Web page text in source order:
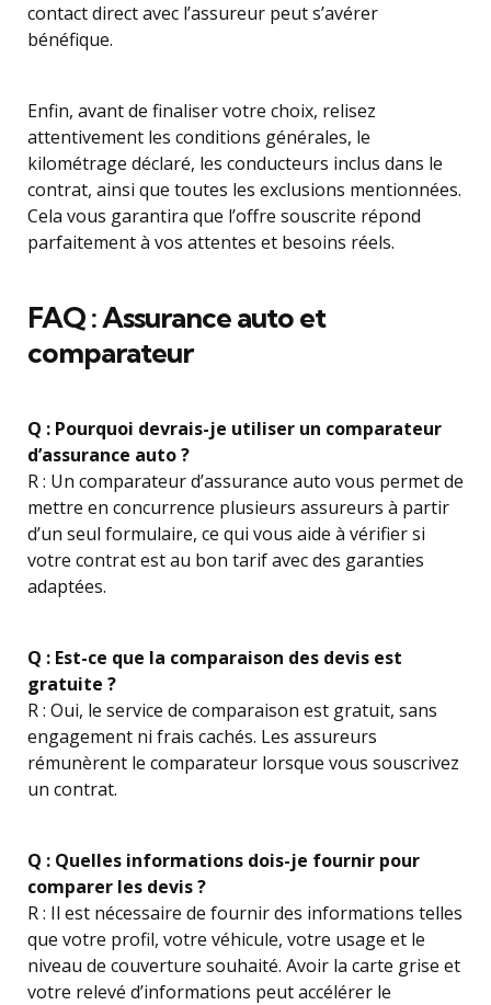
contact direct avec l’assureur peut s’avérer
bénéfique.
Enfin, avant de finaliser votre choix, relisez
attentivement les conditions générales, le
kilométrage déclaré, les conducteurs inclus dans le
contrat, ainsi que toutes les exclusions mentionnées.
Cela vous garantira que l’offre souscrite répond
parfaitement à vos attentes et besoins réels.
FAQ : Assurance auto et
comparateur
Q : Pourquoi devrais-je utiliser un comparateur
d’assurance auto ?
R : Un comparateur d’assurance auto vous permet de
mettre en concurrence plusieurs assureurs à partir
d’un seul formulaire, ce qui vous aide à vérifier si
votre contrat est au bon tarif avec des garanties
adaptées.
Q : Est-ce que la comparaison des devis est
gratuite ?
R : Oui, le service de comparaison est gratuit, sans
engagement ni frais cachés. Les assureurs
rémunèrent le comparateur lorsque vous souscrivez
un contrat.
Q : Quelles informations dois-je fournir pour
comparer les devis ?
R : Il est nécessaire de fournir des informations telles
que votre profil, votre véhicule, votre usage et le
niveau de couverture souhaité. Avoir la carte grise et
votre relevé d’informations peut accélérer le